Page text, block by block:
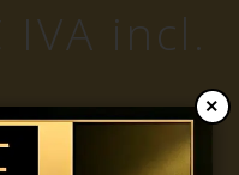
IVA incl.
al presupuesto
×